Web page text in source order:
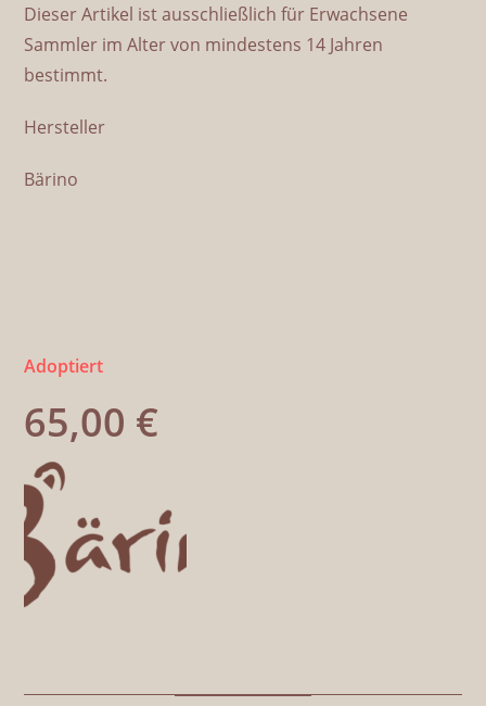
Dieser Artikel ist ausschließlich für Erwachsene
Sammler im Alter von mindestens 14 Jahren
bestimmt.
Hersteller
Bärino
Adoptiert
65,00 €